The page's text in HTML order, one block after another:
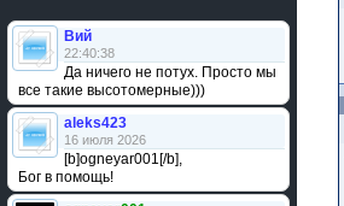
Вий
22:40:38
Да ничего не потух. Просто мы
все такие высотомерные)))
aleks423
16 июля 2026
[b]ogneyar001[/b],
Бог в помощь!